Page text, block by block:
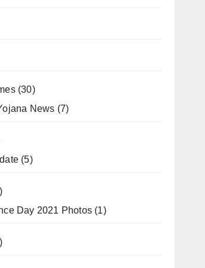
(30)
News (7)
(5)
Day 2021 Photos(1)